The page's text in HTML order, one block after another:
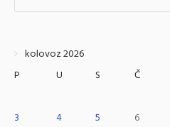
kolovoz 2026
P
U S Č
3
4 5 6